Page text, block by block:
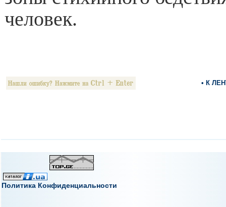
человек.
• К
Политика Конфиденциальности